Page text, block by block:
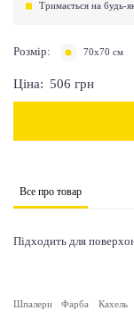
Тримається на будь-
Розмір: 70х70 см
Ціна: 506 грн
Все про товар
Підходить для
Шпалери Фарба Кахель